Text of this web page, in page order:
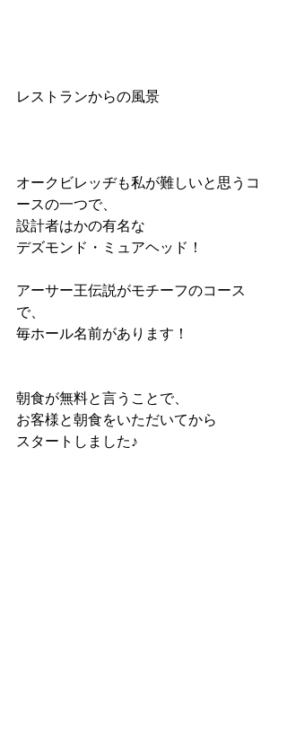
レストランからの風景
オークビレッヂも私が難しいと思うコ
ースの一つで、
設計者はかの有名な
デズモンド・ミュアヘッド！
アーサー王伝説がモチーフのコース
で、
毎ホール名前があります！
朝食が無料と言うことで、
お客様と朝食をいただいてから
スタートしました♪